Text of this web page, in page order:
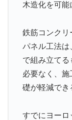
木造化を可能
鉄筋コンクリ
パネル工法は
で組み立て
必要なく、施
礎が軽減でき
すでにヨーロ